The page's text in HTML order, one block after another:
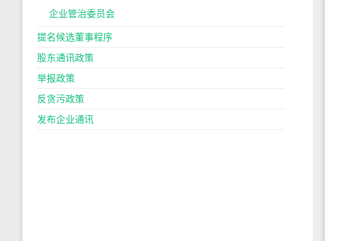
企业管治委员会
提名候选董事程序
股东通讯政策
举报政策
反贪污政策
发布企业通讯